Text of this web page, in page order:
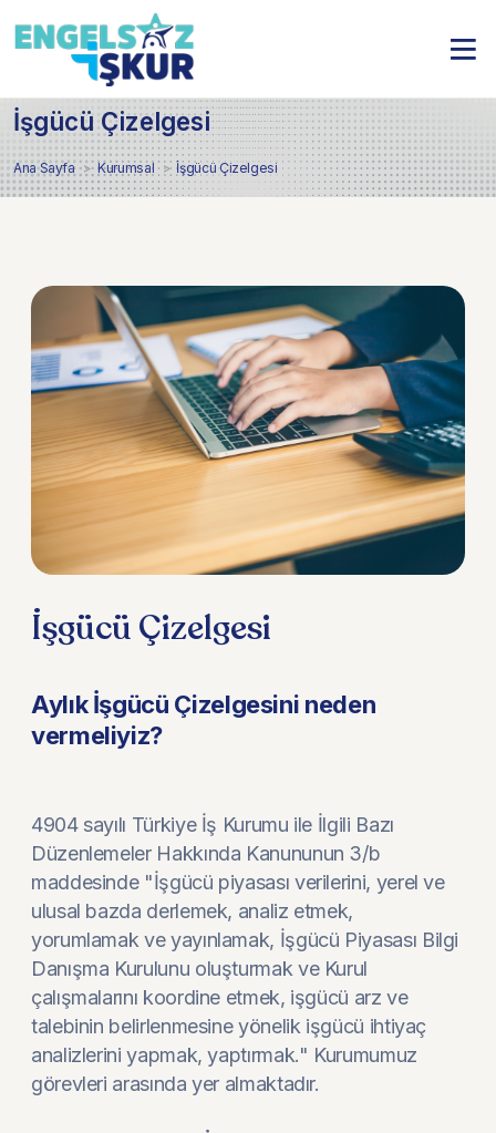
İşgücü Çizelgesi
Ana Sayfa Kurumsal İşgücü Çizelgesi
İşgücü Çizelgesi
Aylık İşgücü Çizelgesini neden
vermeliyiz?
4904 sayılı Türkiye İş Kurumu ile İlgili Bazı
Düzenlemeler Hakkında Kanununun 3/b
maddesinde "İşgücü piyasası verilerini, yerel ve
ulusal bazda derlemek, analiz etmek,
yorumlamak ve yayınlamak, İşgücü Piyasası Bilgi
Danışma Kurulunu oluşturmak ve Kurul
çalışmalarını koordine etmek, işgücü arz ve
talebinin belirlenmesine yönelik işgücü ihtiyaç
analizlerini yapmak, yaptırmak." Kurumumuz
görevleri arasında yer almaktadır.